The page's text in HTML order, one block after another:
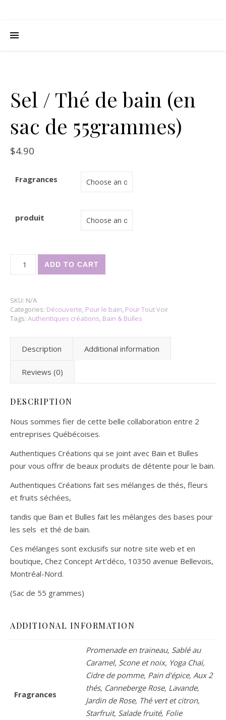
Sel / Thé de bain (en
sac de 55grammes)
$4.90
Fragrances
produit
ADD TO CART
SKU: N/A
Categories: Découverte, Pour le bain, Pour Tout Voir
Tags: Authentiques créations, Bain & Bulles
Description Additional information
Reviews (0)
DESCRIPTION
Nous sommes fier de cette belle collaboration entre 2
entreprises Québécoises.
Authentiques Créations qui se joint avec Bain et Bulles
pour vous offrir de beaux produits de détente pour le bain.
Authentiques Créations fait ses mélanges de thés, fleurs
et fruits séchées,
tandis que Bain et Bulles fait les mélanges des bases pour
les sels et thé de bain.
Ces mélanges sont exclusifs sur notre site web et en
boutique, Chez Concept Art’déco, 10350 avenue Bellevois,
Montréal-Nord.
(Sac de 55 grammes)
ADDITIONAL INFORMATION
Fragrances
Promenade en traineau, Sablé au
Caramel, Scone et noix, Yoga Chaï,
Cidre de pomme, Pain d'épice, Aux 2
thés, Canneberge Rose, Lavande,
Jardin de Rose, Thé vert et citron,
Starfruit, Salade fruité, Folie